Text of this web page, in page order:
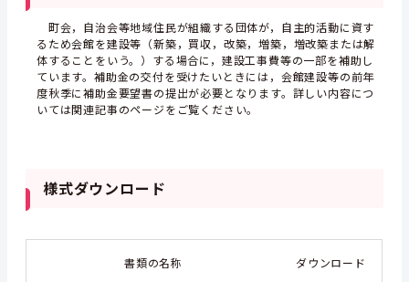
町会，自治会等地域住民が組織する団体が，自主的活動に資す
るため会館を建設等（新築，買収，改築，増築，増改築または解
体することをいう。）する場合に，建設工事費等の一部を補助し
ています。補助金の交付を受けたいときには，会館建設等の前年
度秋季に補助金要望書の提出が必要となります。詳しい内容につ
いては関連記事のページをご覧ください。
様式ダウンロード
書類の名称 ダウンロード